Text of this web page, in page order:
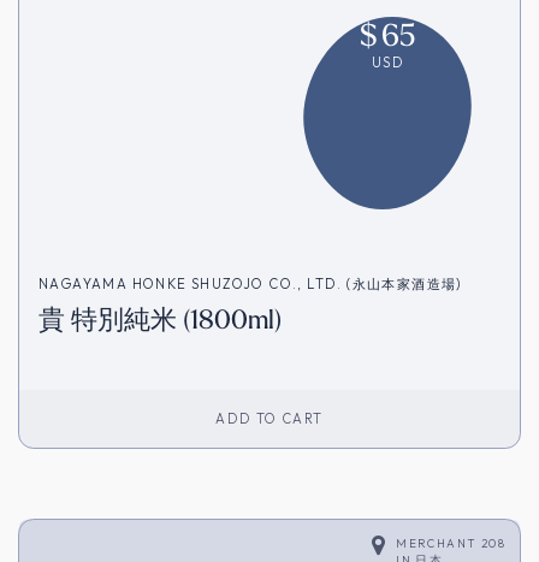
$65
USD
NAGAYAMA HONKE SHUZOJO CO., LTD. (永山本家酒造場)
貴 特別純米 (1800ml)
ADD TO CART
MERCHANT 208